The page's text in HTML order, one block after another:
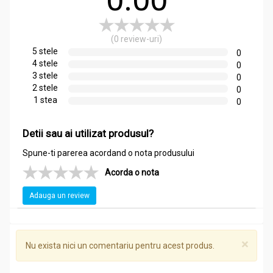
În inima Ţării, la poalele Sarmizegetusei dacice, acum 90 de
ani, a început o călătorie lungă în lumea plantelor medicinale
prin înfiinţarea „Digitalis, Prima Cooperativă Română pentru
Cultivarea Plantelor Medicinale - Orăștie”. De nouă decenii,
neîntrerupt, alăturăm știința tradițiilor străvechi în rețete
meșteșugite cu drag pentru sănătatea românilor.
Laboratoarele Fares Biovital Orăștie
este un producător de
renume în domeniul remediilor din plante medicinale, cu o
Fondată de Andrei Farago în 1929, compania continuă să
(0 review-uri)
5 stele
0
4 stele
0
3 stele
0
2 stele
0
1 stea
0
Detii sau ai utilizat produsul?
Spune-ti parerea acordand o nota produsului
Acorda o nota
Adauga un review
×
Nu exista nici un comentariu pentru acest produs.